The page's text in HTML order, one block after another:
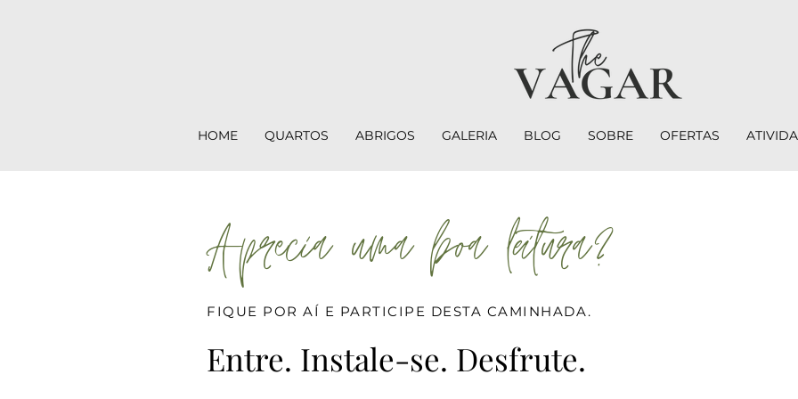
HOME QUARTOS ABRIGOS GALERIA BLOG SOBRE OFERTAS
Aprecia uma boa leitura?
FIQUE POR AÍ E PARTICIPE DESTA CAMINHADA.
Entre. Instale-se. Desfrute.